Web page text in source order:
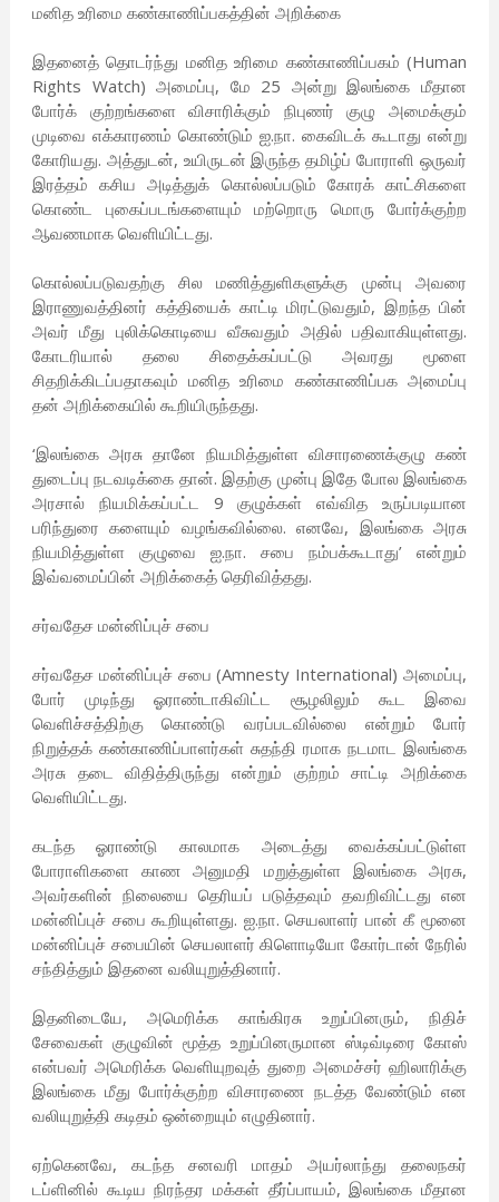
மனித உரிமை கண்காணிப்பகத்தின் அறிக்கை
இதனைத் தொடர்ந்து மனித உரிமை கண்காணிப்பகம் (Human
Rights Watch) அமைப்பு, மே 25 அன்று இலங்கை மீதான
போர்க் குற்றங்களை விசாரிக்கும் நிபுணர் குழு அமைக்கும்
முடிவை எக்காரணம் கொண்டும் ஐ.நா. கைவிடக் கூடாது என்று
கோரியது. அத்துடன், உயிருடன் இருந்த தமிழ்ப் போராளி ஒருவர்
இரத்தம் கசிய அடித்துக் கொல்லப்படும் கோரக் காட்சிகளை
கொண்ட புகைப்படங்களையும் மற்றொரு மொரு போர்க்குற்ற
ஆவணமாக வெளியிட்டது.
கொல்லப்படுவதற்கு சில மணித்துளிகளுக்கு முன்பு அவரை
இராணுவத்தினர் கத்தியைக் காட்டி மிரட்டுவதும், இறந்த பின்
அவர் மீது புலிக்கொடியை வீசுவதும் அதில் பதிவாகியுள்ளது.
கோடரியால் தலை சிதைக்கப்பட்டு அவரது மூளை
சிதறிக்கிடப்பதாகவும் மனித உரிமை கண்காணிப்பக அமைப்பு
தன் அறிக்கையில் கூறியிருந்தது.
‘இலங்கை அரசு தானே நியமித்துள்ள விசாரணைக்குழு கண்
துடைப்பு நடவடிக்கை தான். இதற்கு முன்பு இதே போல இலங்கை
அரசால் நியமிக்கப்பட்ட 9 குழுக்கள் எவ்வித உருப்படியான
பரிந்துரை களையும் வழங்கவில்லை. எனவே, இலங்கை அரசு
நியமித்துள்ள குழுவை ஐ.நா. சபை நம்பக்கூடாது’ என்றும்
இவ்வமைப்பின் அறிக்கைத் தெரிவித்தது.
சர்வதேச மன்னிப்புச் சபை
சர்வதேச மன்னிப்புச் சபை (Amnesty International) அமைப்பு,
போர் முடிந்து ஓராண்டாகிவிட்ட சூழலிலும் கூட இவை
வெளிச்சத்திற்கு கொண்டு வரப்படவில்லை என்றும் போர்
நிறுத்தக் கண்காணிப்பாளர்கள் சுதந்தி ரமாக நடமாட இலங்கை
அரசு தடை விதித்திருந்து என்றும் குற்றம் சாட்டி அறிக்கை
வெளியிட்டது.
கடந்த ஓராண்டு காலமாக அடைத்து வைக்கப்பட்டுள்ள
போராளிகளை காண அனுமதி மறுத்துள்ள இலங்கை அரசு,
அவர்களின் நிலையை தெரியப் படுத்தவும் தவறிவிட்டது என
மன்னிப்புச் சபை கூறியுள்ளது. ஐ.நா. செயலாளர் பான் கீ மூனை
மன்னிப்புச் சபையின் செயலாளர் கிளொடியோ கோர்டான் நேரில்
சந்தித்தும் இதனை வலியுறுத்தினார்.
இதனிடையே, அமெரிக்க காங்கிரசு உறுப்பினரும், நிதிச்
சேவைகள் குழுவின் மூத்த உறுப்பினருமான ஸ்டிவ்டிரை கோஸ்
என்பவர் அமெரிக்க வெளியுறவுத் துறை அமைச்சர் ஹிலாரிக்கு
இலங்கை மீது போர்க்குற்ற விசாரணை நடத்த வேண்டும் என
வலியுறுத்தி கடிதம் ஒன்றையும் எழுதினார்.
ஏற்கெனவே, கடந்த சனவரி மாதம் அயர்லாந்து தலைநகர்
டப்ளினில் கூடிய நிரந்தர மக்கள் தீர்ப்பாயம், இலங்கை மீதான